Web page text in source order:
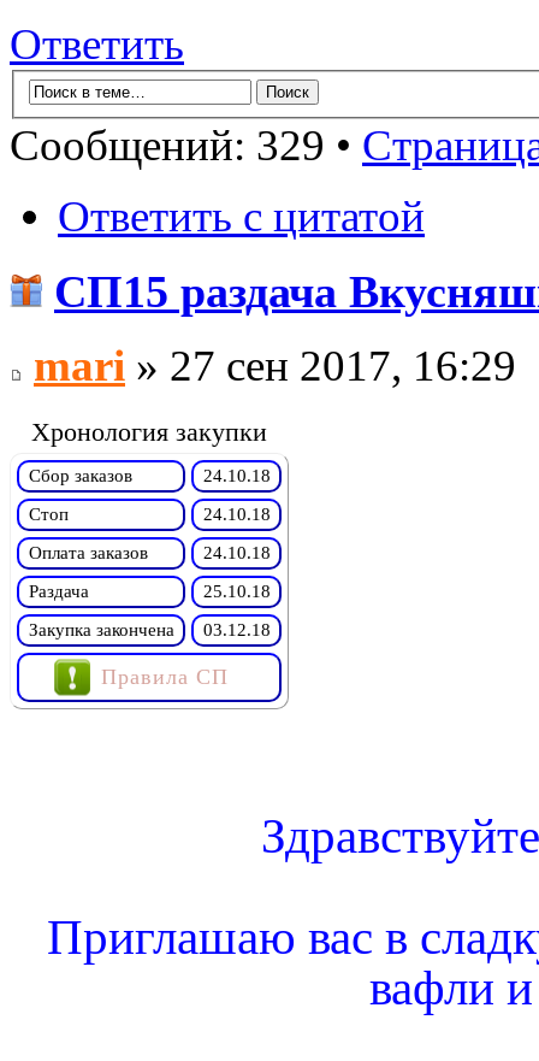
Ответить
Сообщений: 329 •
Ответить с цитатой
СП15 раздача
mari » 27 сен 2017, 16:29
Хронология закупки
Сбор заказов
24.10.18
Стоп
24.10.18
Оплата заказов
24.10.18
Раздача
25.10.18
Закупка закончена
03.12.18
Правила СП
Приглашаю вас в
вафли